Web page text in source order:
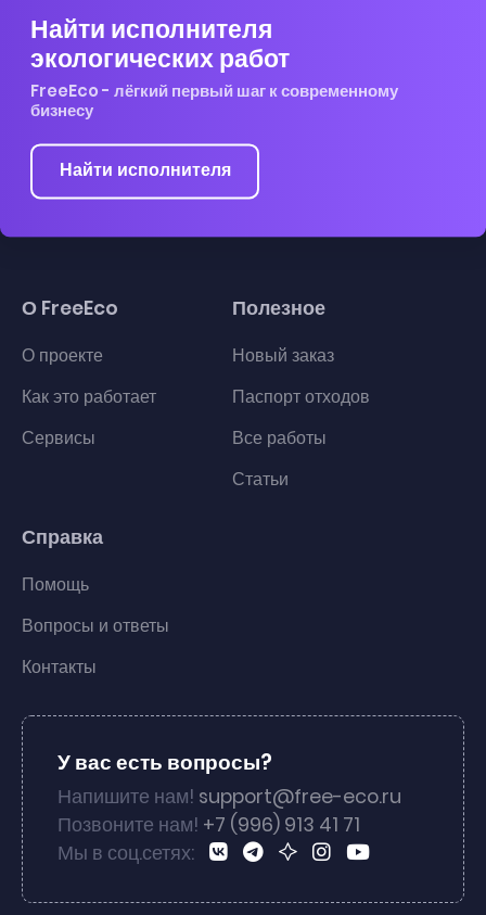
Найти исполнителя
экологических работ
FreeEco - лёгкий первый шаг к современному
бизнесу
Найти исполнителя
О FreeEco
О проекте
Как это работает
Сервисы
Полезное
Новый заказ
Паспорт отходов
Все работы
Статьи
Справка
Помощь
Вопросы и ответы
Контакты
У вас есть вопросы?
Напишите нам! support@free-eco.ru
Позвоните нам! +7 (996) 913 41 71
Мы в соц.сетях: